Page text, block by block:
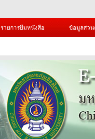
รายการยืมหนังสือ ข้อมูลส่ว